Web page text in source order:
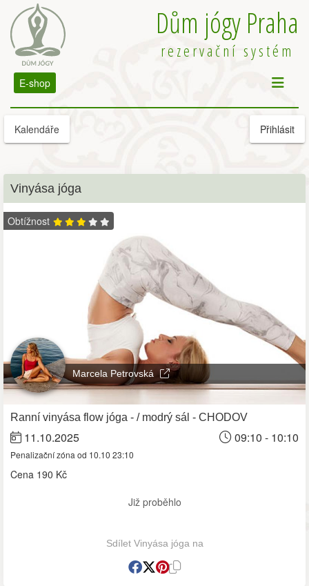
Dům jógy Praha
rezervační systém
E-shop
Kalendáře Přihlásit
Vinyása jóga
Obtížnost
Marcela Petrovská
Ranní vinyása flow jóga - / modrý sál - CHODOV
11.10.2025 09:10 - 10:10
Penalizační zóna od 10.10 23:10
Cena 190 Kč
Již proběhlo
Sdílet Vinyása jóga na